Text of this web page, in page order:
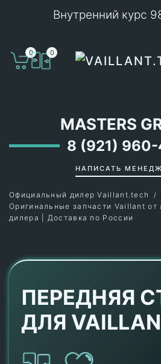
Внутренний курс
0 0
MASTERS
8 (921)
НАПИСАТЬ
Официальный дилер Vaillant.tech
Оригинальные запчасти Vaillant от
дилера | Доставка по России
ПЕРЕДНЯЯ
ДЛЯ